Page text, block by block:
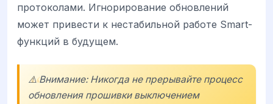
протоколами. Игнорирование обновлений
может привести к нестабильной работе Smart-
функций в будущем.
⚠️ Внимание: Никогда не прерывайте процесс
обновления прошивки выключением